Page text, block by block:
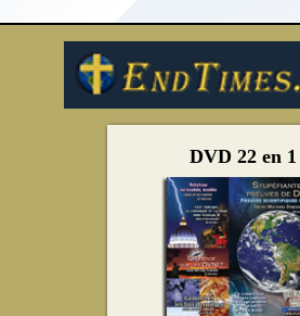
DVD 22 en 1